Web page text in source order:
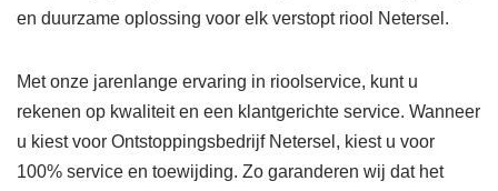
en duurzame oplossing voor elk verstopt riool Netersel.
Met onze jarenlange ervaring in rioolservice, kunt u
rekenen op kwaliteit en een klantgerichte service. Wanneer
u kiest voor Ontstoppingsbedrijf Netersel, kiest u voor
100% service en toewijding. Zo garanderen wij dat het